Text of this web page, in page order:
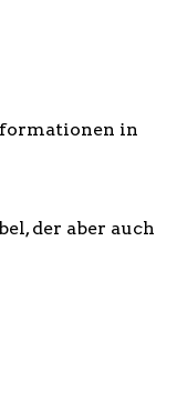
in
der aber auch